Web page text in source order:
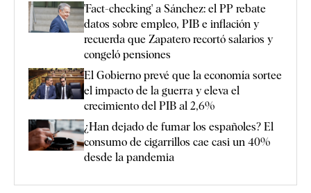
'Fact-checking' a Sánchez: el PP rebate
datos sobre empleo, PIB e inflación y
recuerda que Zapatero recortó salarios y
congeló pensiones
El Gobierno prevé que la economía sortee
el impacto de la guerra y eleva el
crecimiento del PIB al 2,6%
¿Han dejado de fumar los españoles? El
consumo de cigarrillos cae casi un 40%
desde la pandemia